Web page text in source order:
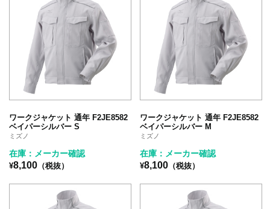
ワークジャケット 通年 F2JE8582
ベイパーシルバー S
ミズノ
在庫：メーカー確認
¥8,100 （税抜）
ワークジャケット 通年 F2JE8582
ベイパーシルバー M
ミズノ
在庫：メーカー確認
¥8,100 （税抜）